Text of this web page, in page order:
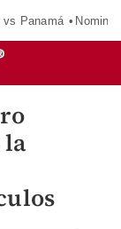
vs Panamá
la